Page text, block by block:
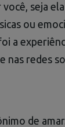
seja
ou
a
nas redes
de